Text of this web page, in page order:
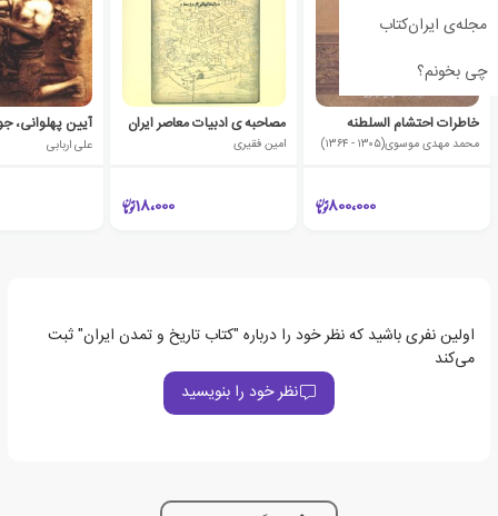
مجله‌ی ایران‌کتاب
چی بخونم؟
خاطرات احتشام السلطنه
محمد مهدی موسوی(۱۳۰۵ - ۱۳۶۴)
800،000
مصاحبه ی ادبیات معاصر ایران
امین فقیری
18،000
علی اربابی
اولین نفری باشید که نظر خود را درباره "کتاب تاریخ و تمدن ایران" ثبت
می‌کند
نظر خود را بنویسید